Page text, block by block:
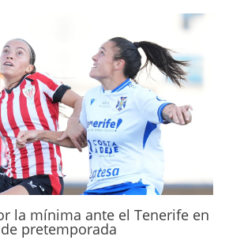
la mínima ante el Tenerife en
pretemporada